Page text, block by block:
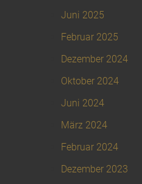
Juni 2025
Februar 2025
Dezember 2024
Oktober 2024
Juni 2024
März 2024
Februar 2024
Dezember 2023